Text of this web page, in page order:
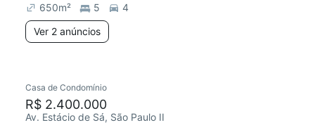
650m² 5
4
Ver 2 anúncios
Casa de Condomínio
R$ 2.400.000
Av. Estácio de Sá, São Paulo II